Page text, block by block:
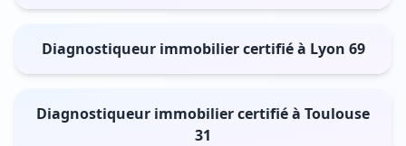
Diagnostiqueur immobilier certifié à Lyon 69
Diagnostiqueur immobilier certifié à Toulouse
31